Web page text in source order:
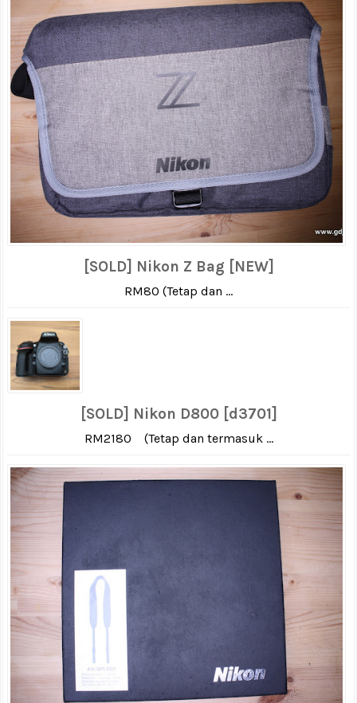
[SOLD] Nikon Z Bag [NEW]
RM80 (Tetap dan ...
[SOLD] Nikon D800 [d3701]
RM2180 (Tetap dan termasuk ...